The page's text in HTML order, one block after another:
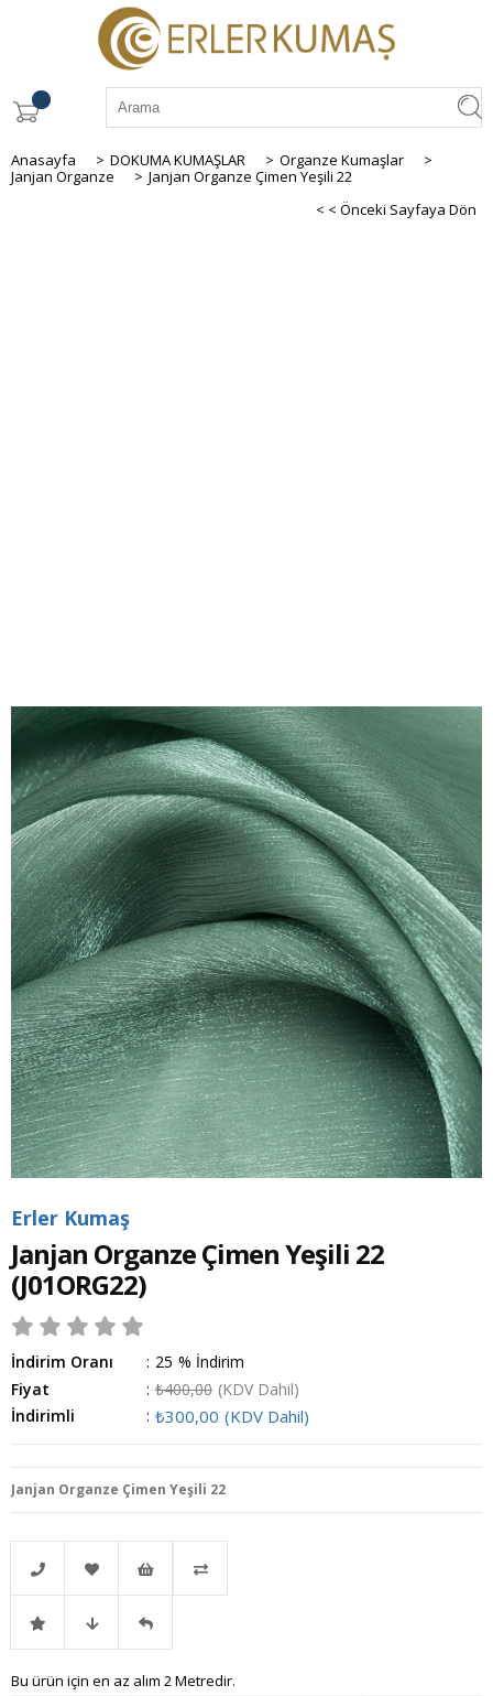
Anasayfa > DOKUMA KUMAŞLAR > Organze Kumaşlar
>
Janjan Organze
> Janjan Organze Çimen Yeşili 22
< < Önceki Sayfaya Dön
Erler Kumaş
Janjan Organze Çimen Yeşili 22
(J01ORG22)
İndirim Oranı : %
25
İndirim
Fiyat
: ₺400,00 (KDV Dahil)
İndirimli
: ₺300,00 (KDV Dahil)
Janjan Organze Çimen Yeşili 22
Telefonla
Sipariş
Favorilere
Ekle
İstek
Listeme
İndirimli Fiyat Gelince
Bu ürün için en az alım 2 Metredir.